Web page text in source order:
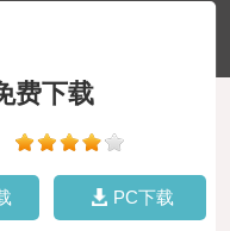
费下载
PC下载